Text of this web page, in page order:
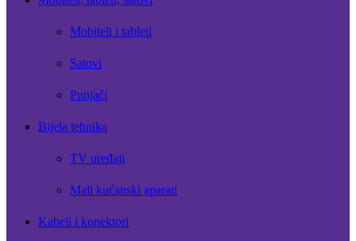
Mobiteli i tableti
Satovi
Punjači
Bijela tehnika
TV uređaji
Mali kućanski aparati
Kabeli i konektori